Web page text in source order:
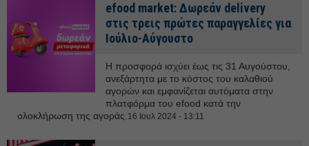
efood market: Δωρεάν delivery
στις τρεις πρώτες παραγγελίες για
Ιούλιο-Αύγουστο
Η προσφορά ισχύει έως τις 31 Αυγούστου,
ανεξάρτητα με το κόστος του καλαθιού
αγορών και εμφανίζεται αυτόματα στην
πλατφόρμα του efood κατά την
ολοκλήρωση της αγοράς. 16 Ιουλ 2024 - 13:11